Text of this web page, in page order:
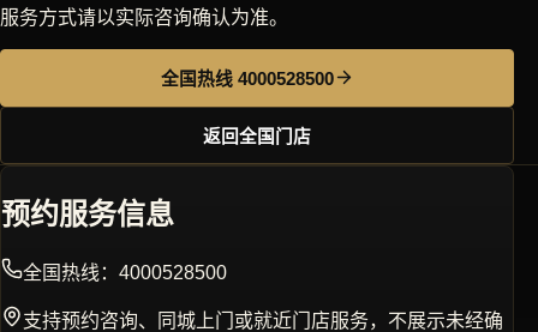
服务方式请以实际咨询确认为准。
全国热线 4000528500
返回全国门店
预约服务信息
全国热线： 4000528500
支持预约咨询、同城上门或就近门店服务，不展示未经确